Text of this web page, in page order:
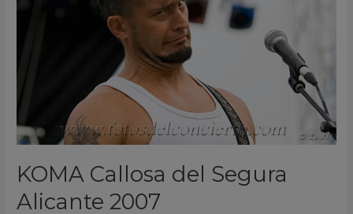
KOMA Callosa del Segura
Alicante 2007